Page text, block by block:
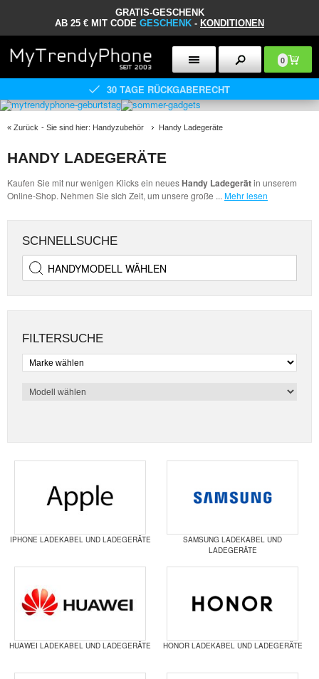
GRATIS-GESCHENK
AB 25 € MIT CODE GESCHENK - KONDITIONEN
0
30 TAGE RÜCKGABERECHT
« Zurück - Sie sind hier: Handyzubehör Handy Ladegeräte
HANDY LADEGERÄTE
Kaufen Sie mit nur wenigen Klicks ein neuesHandy Ladegerätin unserem
Online-Shop. Nehmen Sie sich Zeit, um unsere große ... Mehr lesen
SCHNELLSUCHE
FILTERSUCHE
IPHONE LADEKABEL UND LADEGERÄTE
SAMSUNG LADEKABEL UND
LADEGERÄTE
HUAWEI LADEKABEL UND LADEGERÄTE HONOR LADEKABEL UND LADEGERÄTE